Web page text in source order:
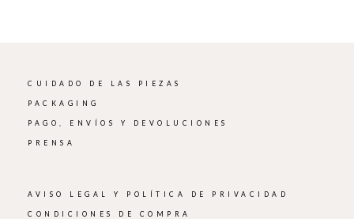
CUIDADO DE LAS PIEZAS
PACKAGING
PAGO, ENVÍOS Y DEVOLUCIONES
PRENSA
AVISO LEGAL Y POLÍTICA DE PRIVACIDAD
CONDICIONES DE COMPRA